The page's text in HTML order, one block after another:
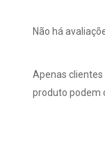
Não há
Apenas
produto podem